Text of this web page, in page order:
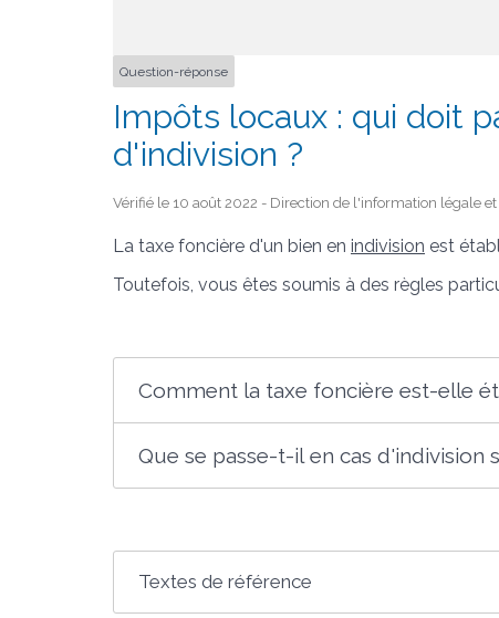
Question-réponse
Impôts locaux : qui doit
d'indivision ?
Vérifié le 10 août 2022 - Direction de l'information légale
La taxe foncière d'un bien en indivision est
Toutefois, vous êtes soumis à des règles
Comment la taxe foncière est-elle
Que se passe-t-il en cas d'indivision
Textes de référence